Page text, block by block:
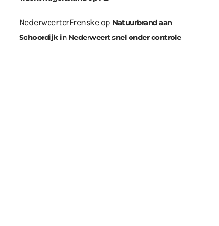
NederweerterFrenskeop Natuurbrand aan
Schoordijk in Nederweert snel onder controle